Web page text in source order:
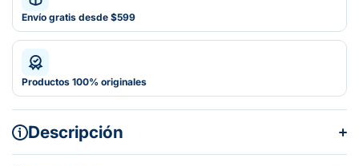
Envío gratis desde $599
Productos 100% originales
Descripción